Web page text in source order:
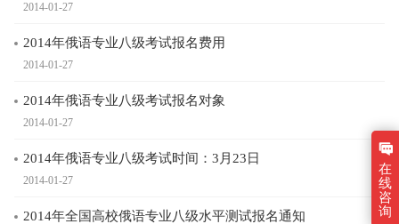
2014-01-27
2014年俄语专业八级考试报名费用
2014-01-27
2014年俄语专业八级考试报名对象
2014-01-27
2014年俄语专业八级考试时间：3月23日
2014-01-27
2014年全国高校俄语专业八级水平测试报名通知
在
线
咨
询